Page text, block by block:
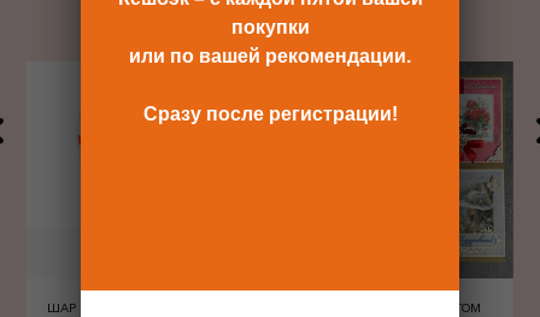
ШАР ШЕЛКОГРАФИЯ СЕРДЦА
ОТКРЫТКА С КОНВЕРТОМ
покупки
или по вашей рекомендации.
Сразу после регистрации!